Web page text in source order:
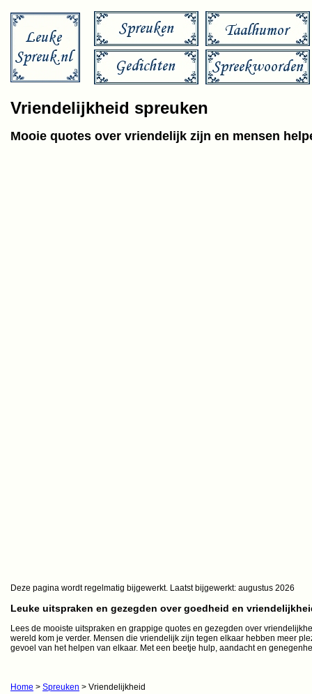
Vriendelijkheid spreuken
Mooie quotes over vriendelijk zijn en mensen
Deze pagina wordt regelmatig bijgewerkt. Laatst bijgewerkt: augustus 2026
Leuke uitspraken en gezegden over goedheid en
Lees de mooiste uitspraken en grappige quotes en gezegden over
wereld kom je verder. Mensen die vriendelijk zijn tegen elkaar hebben meer
gevoel van het helpen van elkaar. Met een beetje hulp, aandacht en
Home > Spreuken > Vriendelijkheid